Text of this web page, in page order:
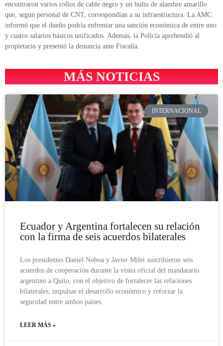
encontraron varios rollos de cable negro y un bulto de alambre amarillo
que, según personal de CNT, correspondían a su infraestructura. La AMC
informó que el dueño podría enfrentar una sanción económica de entre uno
y cuatro salarios básicos unificados. Además, la Policía aprehendió al
propietario y presentó la denuncia ante Fiscalía.
MÁS NOTICIAS
INTERNACIONAL
Ecuador y Argentina fortalecen su relación
con la firma de seis acuerdos bilaterales
Los presidentes Daniel Noboa y Javier Milei suscribieron seis
acuerdos de cooperación durante la visita oficial del mandatario
argentino a Quito, con el objetivo de fortalecer las relaciones
bilaterales, impulsar el desarrollo económico y reforzar la
seguridad entre ambos países.
LEER MÁS »